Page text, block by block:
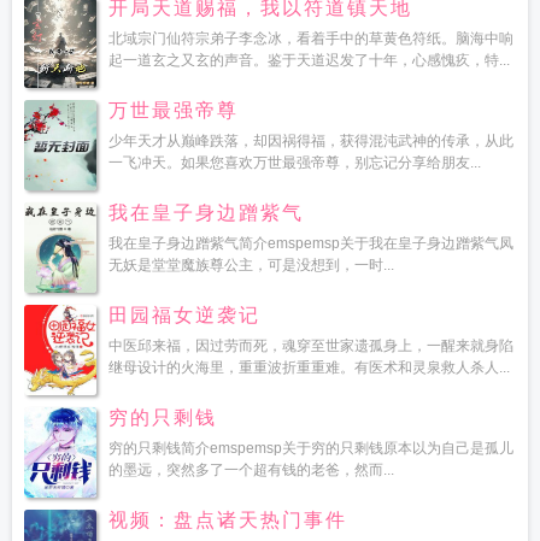
开局天道赐福，我以符道镇天地
北域宗门仙符宗弟子李念冰，看着手中的草黄色符纸。脑海中响
起一道玄之又玄的声音。鉴于天道迟发了十年，心感愧疚，特...
万世最强帝尊
少年天才从巅峰跌落，却因祸得福，获得混沌武神的传承，从此
一飞冲天。如果您喜欢万世最强帝尊，别忘记分享给朋友...
我在皇子身边蹭紫气
我在皇子身边蹭紫气简介emspemsp关于我在皇子身边蹭紫气凤
无妖是堂堂魔族尊公主，可是没想到，一时...
田园福女逆袭记
中医邱来福，因过劳而死，魂穿至世家遗孤身上，一醒来就身陷
继母设计的火海里，重重波折重重难。有医术和灵泉救人杀人...
穷的只剩钱
穷的只剩钱简介emspemsp关于穷的只剩钱原本以为自己是孤儿
的墨远，突然多了一个超有钱的老爸，然而...
视频：盘点诸天热门事件